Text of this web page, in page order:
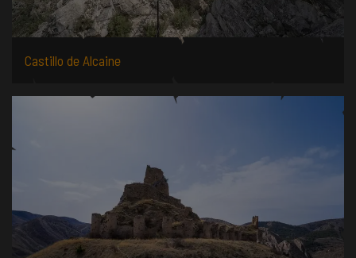
Castillo de Alcaine